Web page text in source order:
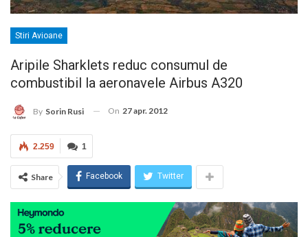
Stiri Avioane
Aripile Sharklets reduc consumul de
combustibil la aeronavele Airbus A320
By Sorin Rusi On 27 apr. 2012
1
2.259
Share Facebook Twitter